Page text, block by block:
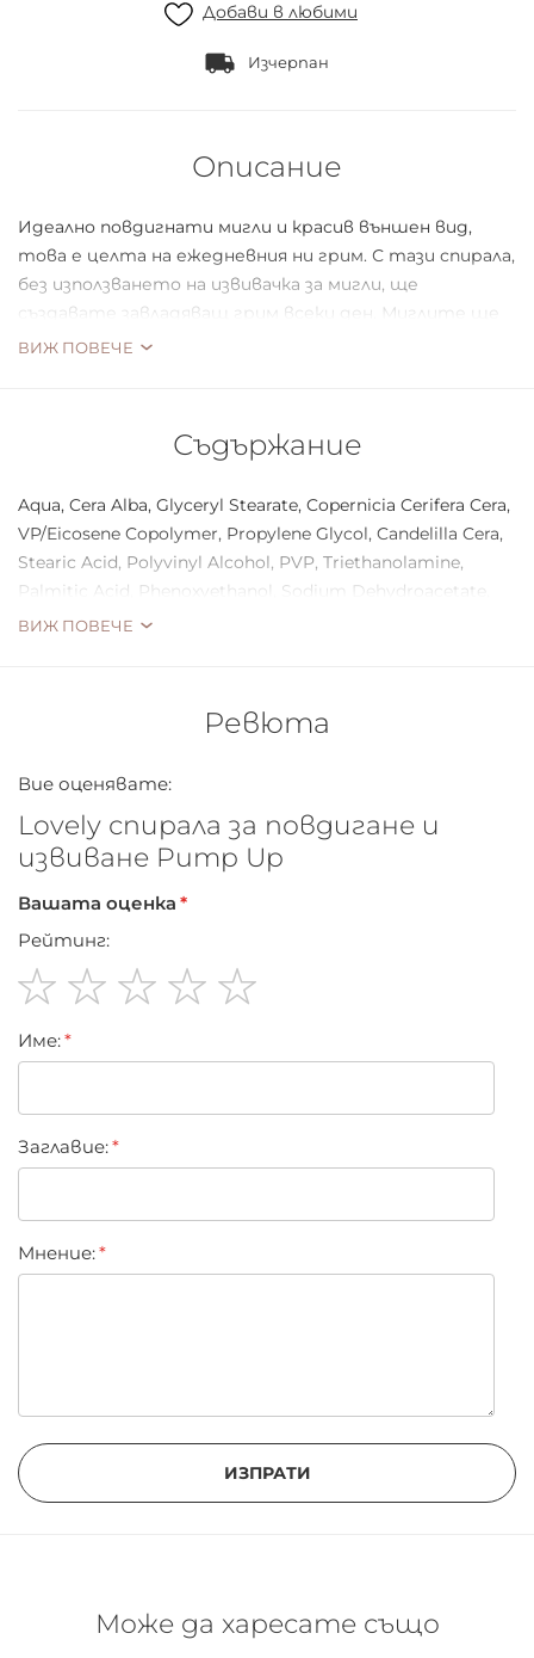
Добави в любими
Изчерпан
Описание
Идеално повдигнати мигли и красив външен вид,
това е целта на ежедневния ни грим. С тази спирала,
без използването на извивачка за мигли, ще
създавате завладяващ грим всеки ден. Миглите ще
бъдат извити и повдигнати. Силиконова четка със
ВИЖ ПОВЕЧЕ
Съдържание
Aqua, Cera Alba, Glyceryl Stearate, Copernicia Cerifera Cera,
VP/Eicosene Copolymer, Propylene Glycol, Candelilla Cera,
Stearic Acid, Polyvinyl Alcohol, PVP, Triethanolamine,
Palmitic Acid, Phenoxyethanol, Sodium Dehydroacetate,
Methylparaben, Propylparaben, Lecithin, Tocopherol,
ВИЖ ПОВЕЧЕ
Ревюта
Вие оценявате:
Lovely спирала за повдигане и
извиване Pump Up
Вашата оценка
Рейтинг:
star
stars
stars
stars
stars
Име:
Заглавиe:
Мнение:
ИЗПРАТИ
Може да харесате също